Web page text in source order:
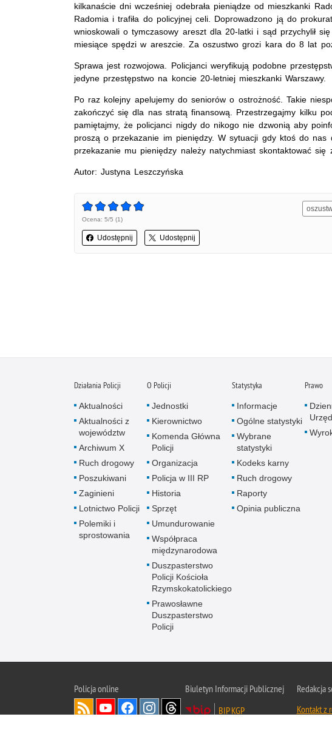
kilkanaście dni wcześniej odebrała pieniądze od mieszkanki
Radomia i trafiła do policyjnej celi. Doprowadzono ją do
wnioskowali o tymczasowy areszt dla 20-latki i sąd przychylił
miesiące spędzi w areszcie. Za oszustwo grozi kara do 8 lat
Sprawa jest rozwojowa. Policjanci weryfikują podobne
jedyne przestępstwo na koncie 20-letniej mieszkanki Warszawy.
Po raz kolejny apelujemy do seniorów o ostrożność. Takie
zakończyć się dla nas stratą finansową. Przestrzegajmy kilku
pamiętajmy, że policjanci nigdy do nikogo nie dzwonią aby
proszą o przekazanie im pieniędzy. W sytuacji gdy ktoś do
przekazanie mu pieniędzy należy natychmiast skontaktować się
Autor: Justyna Leszczyńska
Ocena: 5/5 (1)
Udostępnij Udostępnij
Działania Policji
Aktualności
Aktualności z
województw
Archiwum X
Ruch drogowy
Poszukiwani
Zaginieni
Lotnictwo Policji
Polemiki i
sprostowania
O Policji
Jednostki
Kierownictwo
Komenda Główna
Policji
Organizacja
Policja w III RP
Historia
Sprzęt
Umundurowanie
Współpraca
międzynarodowa
Duszpasterstwo
Policji Kościoła
Rzymskokatolickiego
Prawosławne
Duszpasterstwo
Policji
Statystyka
Informacje
Ogólne statystyki
Wybrane
statystyki
Kodeks karny
Ruch drogowy
Raporty
Opinia publiczna
Prawo
Policjaonline
Biuletyn Informacji Publicznej
BIP KGP
Redakcja
Kontakt z